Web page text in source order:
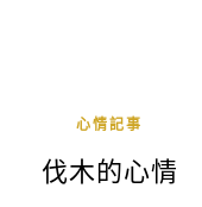
心情記事
伐木的心情